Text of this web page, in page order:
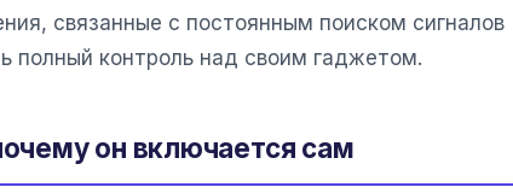
связанные с постоянным поиском сигналов
полный контроль над своим гаджетом.
он включается сам